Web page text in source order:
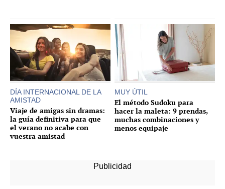
DÍA INTERNACIONAL DE LA
AMISTAD
Viaje de amigas sin dramas:
la guía definitiva para que
el verano no acabe con
vuestra amistad
MUY ÚTIL
El método Sudoku para
hacer la maleta: 9 prendas,
muchas combinaciones y
menos equipaje